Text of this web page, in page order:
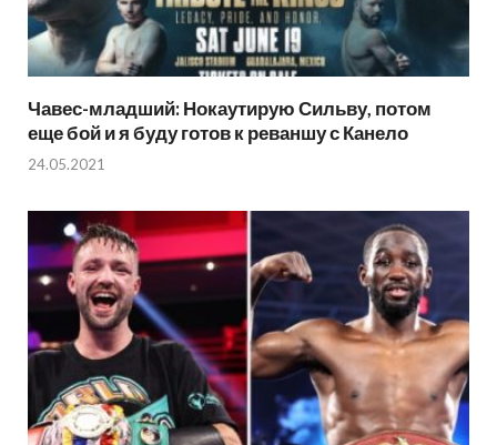
Чавес-младший: Нокаутирую Сильву, потом
еще бой и я буду готов к реваншу с Канело
24.05.2021